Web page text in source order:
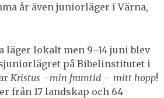
år även juniorläger i Värna,
läger lokalt men 9–14 juni blev
på Bibelinstitutet i
Kristus –min framtid – mitt hopp!
från 17 landskap och 64